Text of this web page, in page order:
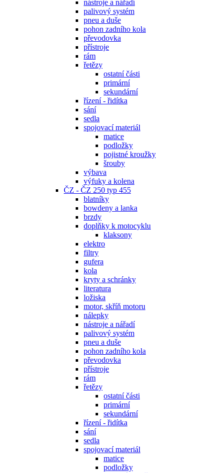
nástroje a nářadí
palivový systém
pneu a duše
pohon zadního kola
převodovka
přístroje
rám
řetězy
ostatní části
primární
sekundární
řízení - řidítka
sání
sedla
spojovací materiál
matice
podložky
pojistné kroužky
šrouby
výbava
výfuky a kolena
ČZ - ČZ 250 typ 455
blatníky
bowdeny a lanka
brzdy
doplňky k motocyklu
klaksony
elektro
filtry
gufera
kola
kryty a schránky
literatura
ložiska
motor, skříň motoru
nálepky
nástroje a nářadí
palivový systém
pneu a duše
pohon zadního kola
převodovka
přístroje
rám
řetězy
ostatní části
primární
sekundární
řízení - řidítka
sání
sedla
spojovací materiál
matice
podložky